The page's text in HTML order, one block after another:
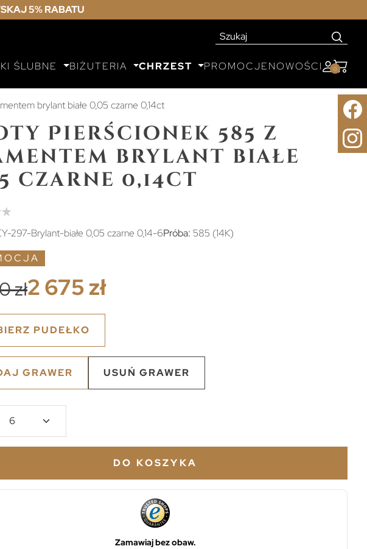
5% RABATU
ŚLUBNE BIŻUTERIA CHRZEST PROMOCJENOWOŚCI 0
brylant białe 0,05 czarne 0,14ct
Pierścionek 585 z
brylant białe
czarne 0,14ct
297-Brylant-białe 0,05 czarne 0,14-6Próba: 585 (14K)
zł2 675 zł
PUDEŁKO
GRAWER USUŃ GRAWER
DO KOSZYKA